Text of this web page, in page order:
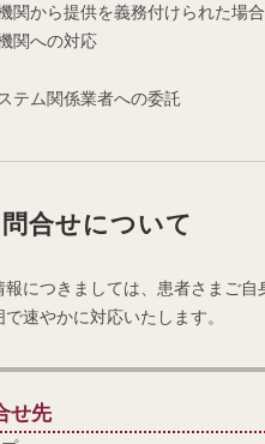
関から提供を義務付けられた場合
関への対応
テム関係業者への委託
合せについて
につきましては、患者さまご
速やかに対応いたします。
せ先